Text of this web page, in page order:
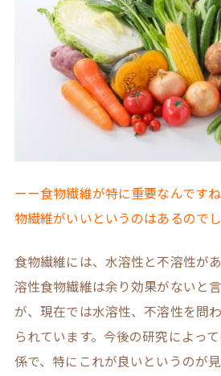
ーー食物繊維が特に重要なんです
物繊維がいいというのはあるので
食物繊維には、水溶性と不溶性が
溶性食物繊維は余り効果がないと
が、現在では水溶性、不溶性を問
られています。今後の研究によっ
係で、特にこれが良いというのが